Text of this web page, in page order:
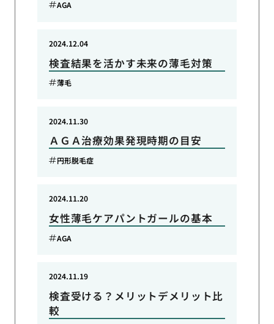
AGA
検査結果を活かす未来の薄毛対策
2024.12.04
薄毛
ＡＧＡ治療効果発現時期の目安
2024.11.30
円形脱毛症
女性薄毛ケアパントガールの基本
2024.11.20
AGA
検査受ける？メリットデメリット比
較
2024.11.19